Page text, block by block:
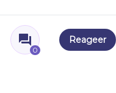
0
Reageer